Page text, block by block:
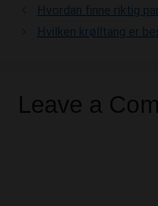
Hvilken krølltang er
Comment